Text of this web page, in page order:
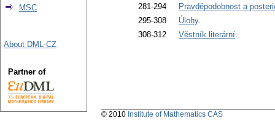
281-294
Pravděpodobnost a
295-308
Úlohy.
308-312
Věstník literární.
MSC
About DML-CZ
Partner of
© 2010 Institute of Mathematics CAS